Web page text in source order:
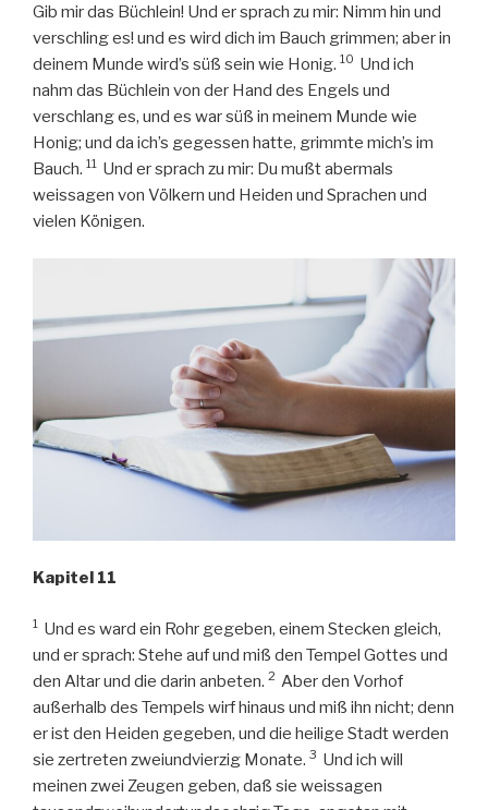
Gib mir das Büchlein! Und er sprach zu mir: Nimm hin und
verschling es! und es wird dich im Bauch grimmen; aber in
deinem Munde wird’s süß sein wie Honig. 10 Und ich
nahm das Büchlein von der Hand des Engels und
verschlang es, und es war süß in meinem Munde wie
Honig; und da ich’s gegessen hatte, grimmte mich’s im
Bauch. 11 Und er sprach zu mir: Du mußt abermals
weissagen von Völkern und Heiden und Sprachen und
vielen Königen.
Kapitel 11
1 Und es ward ein Rohr gegeben, einem Stecken gleich,
und er sprach: Stehe auf und miß den Tempel Gottes und
den Altar und die darin anbeten. 2 Aber den Vorhof
außerhalb des Tempels wirf hinaus und miß ihn nicht; denn
er ist den Heiden gegeben, und die heilige Stadt werden
sie zertreten zweiundvierzig Monate. 3 Und ich will
meinen zwei Zeugen geben, daß sie weissagen